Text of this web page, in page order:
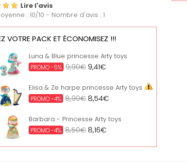
Lire l'avis
: 10/10 - Nombre d'avis : 1
VOTRE PACK ET ÉCONOMISEZ !!!
Luna & Blue princesse Arty toys
PROMO -5% 9,90€ 9,41€
Elisa & Ze harpe princesse Arty toys
PROMO -4% 8,90€ 8,54€
Barbara - Princesse Arty toys
PROMO -4% 8,50€ 8,16€